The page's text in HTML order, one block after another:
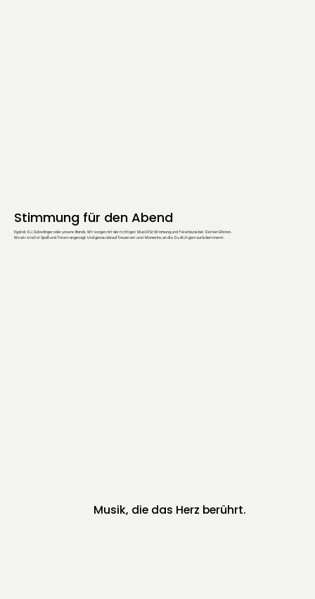
Musik, die das Herz berührt.
Stimmung für den Abend
Egal ob DJ, Solosänger oder unsere Bands. Wir sorgen mit der richtigen Musik für Stimmung und Feierlaune bei Deinen Gösten.
Wo wir sind ist Spaß und Feiern angesagt. Und genau darauf freuen wir uns! Momente, an die Du dich gern zurückerinnerst.